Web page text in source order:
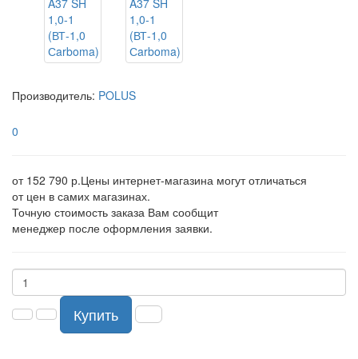
Производитель: POLUS
0
от 152 790 р.Цены интернет-магазина могут отличаться
от цен в самих магазинах.
Точную стоимость заказа Вам сообщит
менеджер после оформления заявки.
Купить